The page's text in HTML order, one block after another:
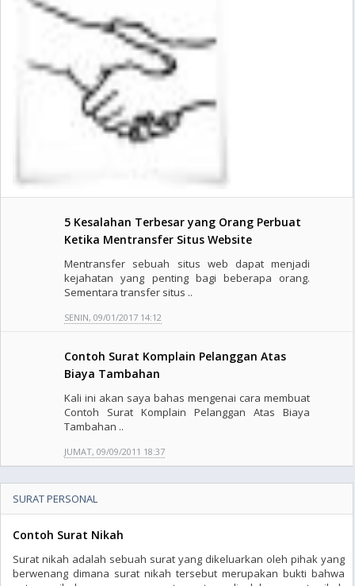
5 Kesalahan Terbesar yang Orang Perbuat
Ketika Mentransfer Situs Website
Mentransfer sebuah situs web dapat menjadi
kejahatan yang penting bagi beberapa orang.
Sementara transfer situs ..
SENIN, 09/01/2017 14:12
Contoh Surat Komplain Pelanggan Atas
Biaya Tambahan
Kali ini akan saya bahas mengenai cara membuat
Contoh Surat Komplain Pelanggan Atas Biaya
Tambahan ..
JUMAT, 09/09/2011 18:37
SURAT PERSONAL
Contoh Surat Nikah
Surat nikah adalah sebuah surat yang dikeluarkan oleh pihak yang
berwenang dimana surat nikah tersebut merupakan bukti bahwa